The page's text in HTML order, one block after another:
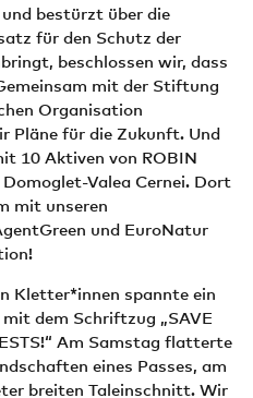
bestürzt über die
für den Schutz der
beschlossen wir, dass
mit der Stiftung
Organisation
Pläne für die Zukunft. Und
10 Aktiven von ROBIN
Valea Cernei. Dort
mit unseren
und EuroNatur
Kletter*innen spannte ein
dem Schriftzug „SAVE
Am Samstag flatterte
eines Passes, am
breiten Taleinschnitt. Wir